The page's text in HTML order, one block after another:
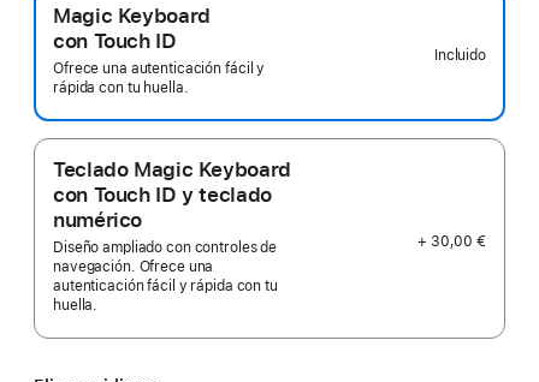
Magic Keyboard
con Touch ID
Ofrece una autenticación fácil y
rápida con tu huella.
Incluido
Teclado Magic Keyboard
con Touch ID y teclado
numérico
Diseño ampliado con controles de
navegación. Ofrece una
autenticación fácil y rápida con tu
huella.
+ 30,00 €